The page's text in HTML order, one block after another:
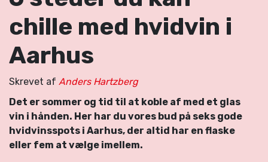
chille med hvidvin i
Aarhus
Skrevet af Anders Hartzberg
Det er sommer og tid til at koble af med et glas
vin i hånden. Her har du vores bud på seks gode
hvidvinsspots i Aarhus, der altid har en flaske
eller fem at vælge imellem.